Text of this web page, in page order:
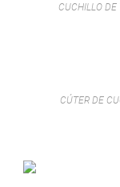
CUCHILLO DE
CÚTER DE